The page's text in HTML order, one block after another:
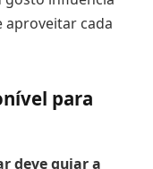
aproveitar cada
para
deve guiar a